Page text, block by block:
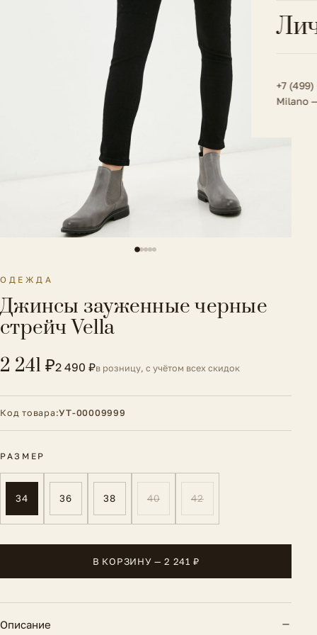
Весь
+7
Milano
ОДЕЖДА
Джинсы зауженные черные
стрейч Vella
2 241 ₽2 490 ₽в розницу, с учётом всех скидок
Код товара:УТ-00009999
РАЗМЕР
34 36 38 40 42
В КОРЗИНУ — 2 241 ₽
Описание